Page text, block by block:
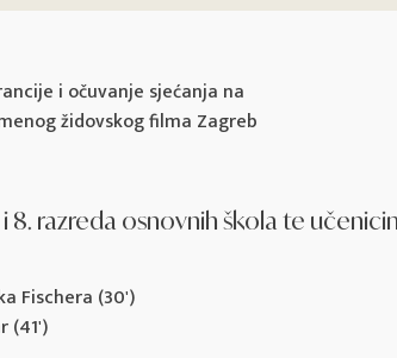
i očuvanje sjećanja na
židovskog filma Zagreb
8. razreda osnovnih škola te
Fischera (30')
(41')